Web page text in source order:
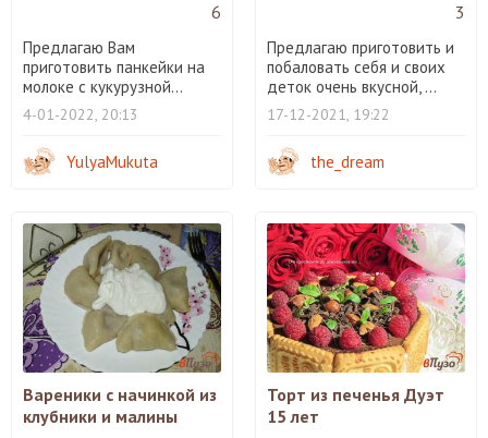
6
Предлагаю Вам
приготовить панкейки на
молоке с кукурузной...
4-01-2022, 20:13
YulyaMukuta
3
Предлагаю приготовить и
побаловать себя и своих
деток очень вкусной, ...
17-12-2021, 19:22
the_dream
Вареники с начинкой из
клубники и малины
Торт из печенья Дуэт
15 лет